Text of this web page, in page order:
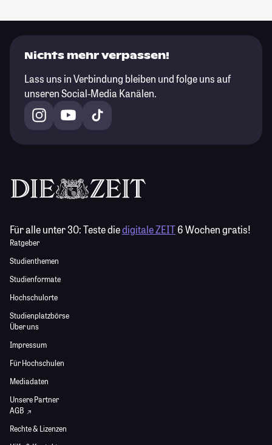
Nichts mehr verpassen!
Lass uns in Verbindung bleiben und folge uns auf
unseren Social-Media Kanälen.
Für alle unter 30:Teste diedigitale ZEIT6 Wochen gratis!
Ratgeber
Studienthemen
Studienformate
Hochschulorte
Studienplatzbörse
Über uns
Impressum
Für Hochschulen
Mediadaten
Unsere Partner
AGB
Rechte & Lizenzen